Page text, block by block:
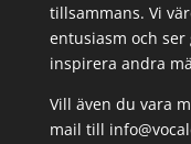
tillsammans. Vi
entusiasm och
inspirera andra
Vill även du vara
mail till